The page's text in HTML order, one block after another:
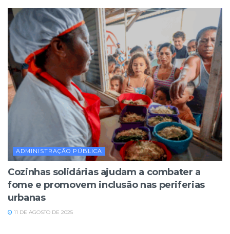
ADMINISTRAÇÃO PÚBLICA
Cozinhas solidárias ajudam a combater a
fome e promovem inclusão nas periferias
urbanas
11 DE AGOSTO DE 2025